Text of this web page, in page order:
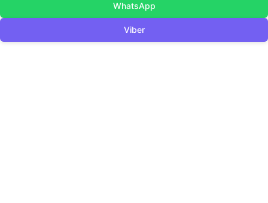
WhatsApp
Viber